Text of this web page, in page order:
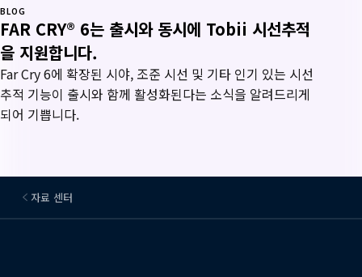
BLOG
FAR CRY® 6는 출시와 동시에 Tobii 시선추적
을 지원합니다.
Far Cry 6에 확장된 시야, 조준 시선 및 기타 인기 있는 시선
추적 기능이 출시와 함께 활성화된다는 소식을 알려드리게
되어 기쁩니다.
자료 센터